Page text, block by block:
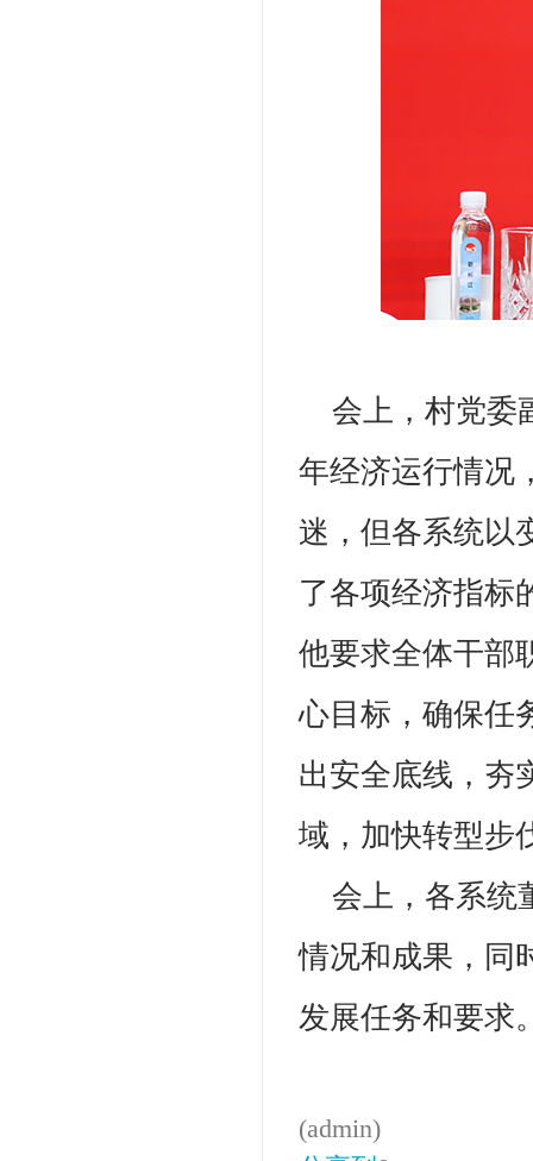
会上，村党委
年经济运行情况
迷，但各系统以
了各项经济指标
他要求全体干部
心目标，确保任
出安全底线，夯
域，加快转型步
会上，各系统
情况和成果，同
发展任务和要求
(admin)